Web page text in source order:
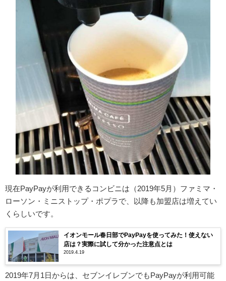
現在PayPayが利用できるコンビニは（2019年5月）ファミマ・
ローソン・ミニストップ・ポプラで、以降も加盟店は増えてい
くらしいです。
イオンモール春日部でPayPayを使ってみた！使えない
店は？実際に試して分かった注意点とは
2019.4.19
2019年7月1日からは、セブンイレブンでもPayPayが利用可能